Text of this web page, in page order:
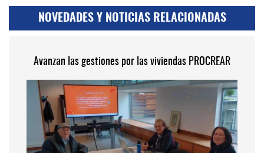
NOVEDADES Y NOTICIAS RELACIONADAS
Avanzan las gestiones por las viviendas PROCREAR